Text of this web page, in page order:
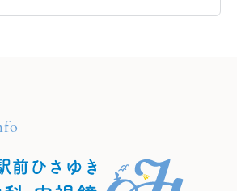
化器内
より、
です🫧
合わせたピロリ菌の検査・
当院では内視鏡検査で胃の
粘膜の状態を確認し、感染
科・